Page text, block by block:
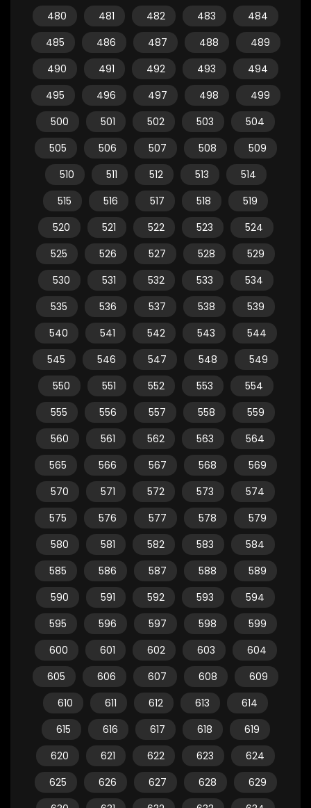
480 481 482 483
484
485
486 487 488
489
490
491 492 493
494
495
496 497 498
499
500
501 502 503
504
505
506 507 508
509
510
511 512 513
514
515
516 517 518
519
520
521 522 523
524
525
526 527 528
529
530
531 532 533
534
535
536 537 538
539
540
541 542 543
544
545
546 547 548
549
550
551 552 553
554
555
556 557 558
559
560
561 562 563
564
565
566 567 568
569
570
571 572 573
574
575
576 577 578
579
580
581 582 583
584
585
586 587 588
589
590
591 592 593
594
595
596 597 598
599
600
601 602 603
604
605
606 607 608
609
610
611 612 613
614
615
616 617 618
619
620
621 622 623
624
625
626 627 628
629